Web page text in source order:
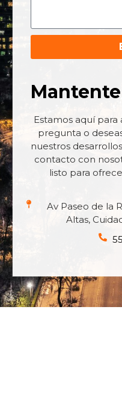
Estamos aquí para
pregunta o
nuestros
contacto con
listo para
Av Paseo de la
Altas,